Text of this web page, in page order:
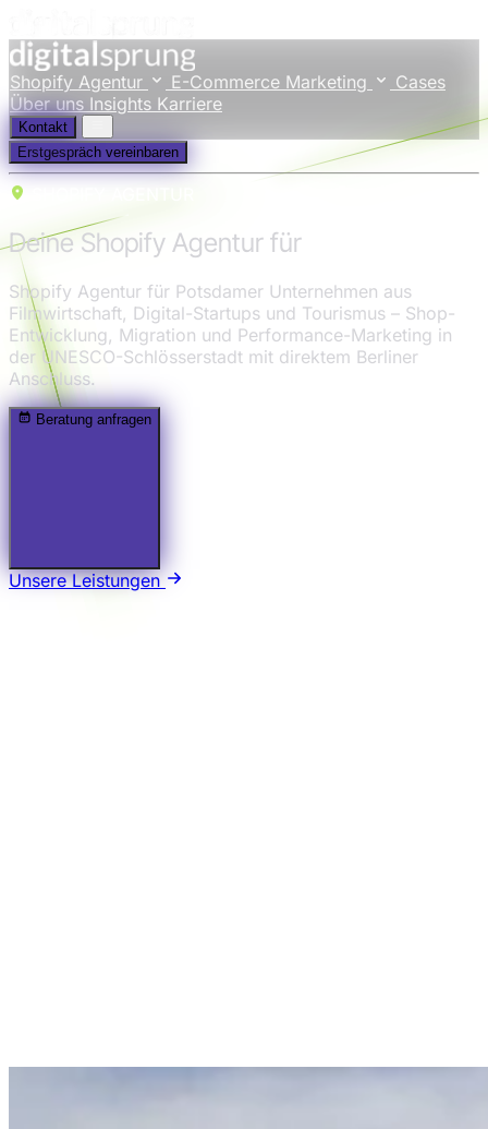
Shopify Agentur E-Commerce Marketing
Cases
Über uns Insights Karriere
Kontakt
Erstgespräch vereinbaren
Deine Shopify Agentur für
Shopify Agentur für Potsdamer Unternehmen aus
Filmwirtschaft, Digital-Startups und Tourismus – Shop-
Entwicklung, Migration und Performance-Marketing in
der UNESCO-Schlösserstadt mit direktem Berliner
Anschluss.
Beratung anfragen
Unsere Leistungen